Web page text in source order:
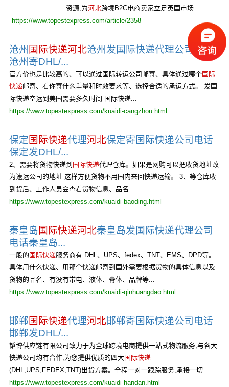
资源,为河北跨境B2C电商卖家立足英国市场...
https://www.topestexpress.com/article/2358
沧州 国际快递河北沧州发国际快递代理公司电话
沧州寄DHL/...
官方价也是比较高的、可以通过国际转运公司邮寄、具体通过哪个国际
快递邮寄、看你寄什么重量和时效要求等、选择合适的承运方式。 发国
际快递空运到美国需要多久时间 国际快递...
https://www.topestexpress.com/kuaidi-cangzhou.html
保定国际快递代理河北保定寄国际快递公司电话
保定发DHL/...
2、需要将货物快递到 国际快递代理仓库。如果是网购可以把收货地址改
为速运公司的地址 这样方便货物不用国内来回快递运输。 3、等仓库收
到货后、工作人员会查看货物信息、品名...
https://www.topestexpress.com/kuaidi-baoding.html
秦皇岛国际快递河北秦皇岛发国际快递代理公司
电话秦皇岛...
一般的 国际快递服务商有:DHL、UPS、fedex、TNT、EMS、DPD等。
具体用什么快递、用那个快递邮寄到国外需要根据货物的具体信息以及
货物的品名、有没有带电、液体、膏体、品牌等...
https://www.topestexpress.com/kuaidi-qinhuangdao.html
邯郸国际快递代理河北邯郸寄国际快递公司电话
邯郸发DHL/...
韬博供应链有限公司致力于为全球跨境电商提供一站式物流服务,与各大
快递公司均有合作,为您提供优质的四大国际快递
(DHL,UPS,FEDEX,TNT)出货方案。全程一对一跟踪服务,承接一切...
https://www.topestexpress.com/kuaidi-handan.html